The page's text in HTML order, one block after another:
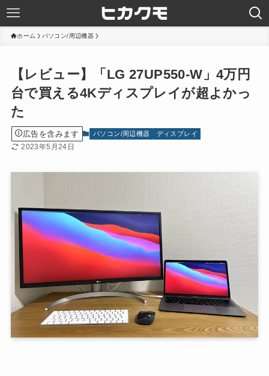
ホーム パソコン/周辺機器
【レビュー】「LG 27UP550-W」4万円
台で買える4Kディスプレイが超よかっ
た
広告を含みます パソコン/周辺機器 ディスプレイ
2023年5月24日